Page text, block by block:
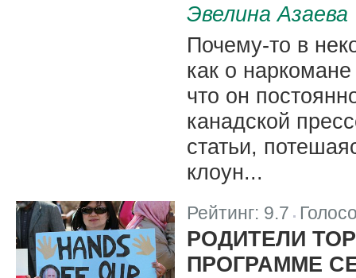
Эвелина Азаева
Почему-то в
как о
что он
канадской
статьи,
клоун...
Рейтинг: 9.7
РОДИТЕЛИ
ПРОГРАММЕ